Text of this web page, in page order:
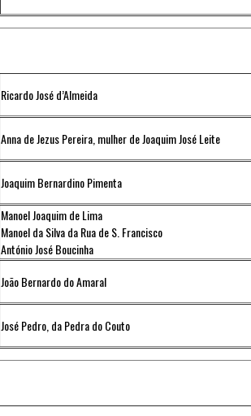
Ricardo José d’Almeida
Anna de Jezus Pereira, mulher de Joaquim José Leite
Joaquim Bernardino Pimenta
Manoel Joaquim de Lima
Manoel da Silva da Rua de S. Francisco
António José Boucinha
João Bernardo do Amaral
José Pedro, da Pedra do Couto